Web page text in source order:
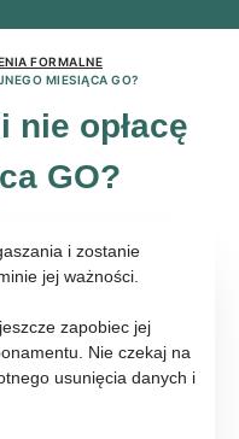
FORMALNE
MIESIĄCA GO?
nie opłacę
GO?
i zostanie
jej ważności.
zapobiec jej
Nie czekaj na
usunięcia danych i